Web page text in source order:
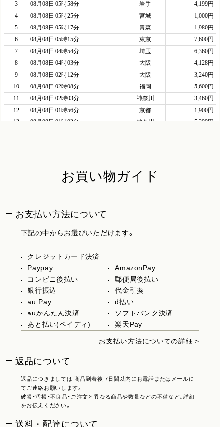
お買い物ガイド
お支払い方法について
下記の中からお選びいただけます。
クレジットカード決済
Paypay
AmazonPay
コンビニ後払い
郵便局後払い
銀行振込
代金引換
au Pay
d払い
auかんたん決済
ソフトバンク決済
あと払い(ペイディ)
楽天Pay
お支払い方法についての詳細 >
返品について
返品につきましては 商品到着後 7日間以内にお電話またはメールに
てご連絡お願いします。
破損・汚損・不良品・ご注文と異なる商品や数量などの不備など、詳細
をお伝えください。
送料・配達について